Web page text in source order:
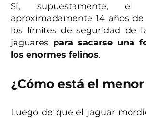
Sí, supuestamente,
aproximadamente 14 años
los límites de seguridad de
jaguares para sacarse una
los enormes felinos.
¿Cómo está el
Luego de que el jaguar